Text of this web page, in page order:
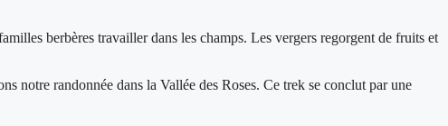
berbères travailler dans les champs. Les vergers regorgent de fruits et
notre randonnée dans la Vallée des Roses. Ce trek se conclut par une